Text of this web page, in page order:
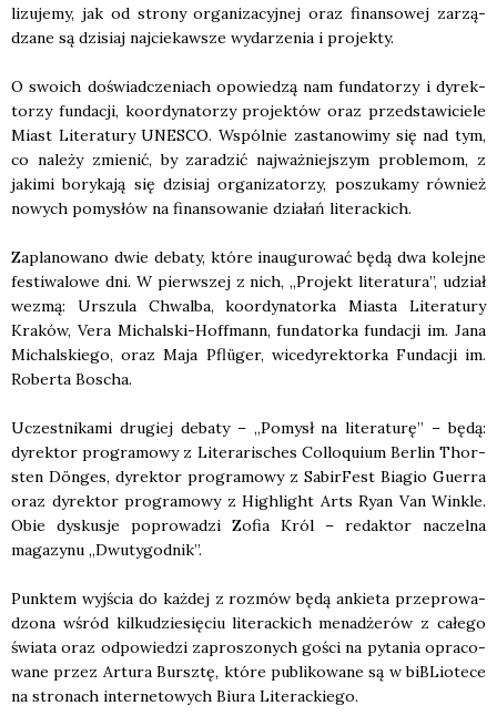
li­zu­je­my, jak od stro­ny orga­ni­za­cyj­nej oraz finan­so­wej zarzą­
dza­ne są dzi­siaj naj­cie­kaw­sze wyda­rze­nia i pro­jek­ty.
O swo­ich doświad­cze­niach opo­wie­dzą nam fun­da­to­rzy i dyrek­
to­rzy fun­da­cji, koor­dy­na­to­rzy pro­jek­tów oraz przed­sta­wi­cie­le
Miast Lite­ra­tu­ry UNESCO. Wspól­nie zasta­no­wi­my się nad tym,
co nale­ży zmie­nić, by zara­dzić naj­waż­niej­szym pro­ble­mom, z
jaki­mi bory­ka­ją się dzi­siaj orga­ni­za­to­rzy, poszu­ka­my rów­nież
nowych pomy­słów na finan­so­wa­nie dzia­łań lite­rac­kich.
Zapla­no­wa­no dwie deba­ty, któ­re inau­gu­ro­wać będą dwa kolej­ne
festi­wa­lo­we dni. W pierw­szej z nich, „Pro­jekt lite­ra­tu­ra”, udział
wezmą: Urszu­la Chwal­ba, koor­dy­na­tor­ka Mia­sta Lite­ra­tu­ry
Kra­ków, Vera Michal­ski-Hof­f­mann, fun­da­tor­ka fun­da­cji im. Jana
Michal­skie­go, oraz Maja Pflüger, wice­dy­rek­tor­ka Fun­da­cji im.
Rober­ta Boscha.
Uczest­ni­ka­mi dru­giej deba­ty – „Pomysł na lite­ra­tu­rę” – będą:
dyrek­tor pro­gra­mo­wy z Lite­ra­ri­sches Col­lo­qu­ium Ber­lin Thor­
sten Dön­ges, dyrek­tor pro­gra­mo­wy z Sabir­Fest Bia­gio Guer­ra
oraz dyrek­tor pro­gra­mo­wy z High­li­ght Arts Ryan Van Win­kle.
Obie dys­ku­sje popro­wa­dzi Zofia Król – redak­tor naczel­na
maga­zy­nu „Dwu­ty­go­dnik”.
Punk­tem wyj­ścia do każ­dej z roz­mów będą ankie­ta prze­pro­wa­
dzo­na wśród kil­ku­dzie­się­ciu lite­rac­kich mena­dże­rów z całe­go
świa­ta oraz odpo­wie­dzi zapro­szo­nych gości na pyta­nia opra­co­
wa­ne przez Artu­ra Bursz­tę, któ­re publi­ko­wa­ne są w biBLio­te­ce
na stro­nach inter­ne­to­wych Biu­ra Lite­rac­kie­go.